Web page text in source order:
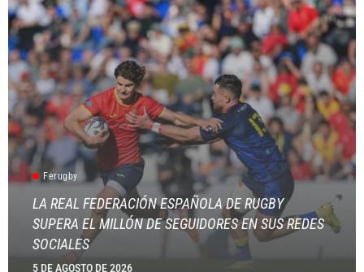
Ferugby
LA REAL FEDERACIÓN ESPAÑOLA DE RUGBY
SUPERA EL MILLÓN DE SEGUIDORES EN SUS REDES
SOCIALES
5 DE AGOSTO DE 2026